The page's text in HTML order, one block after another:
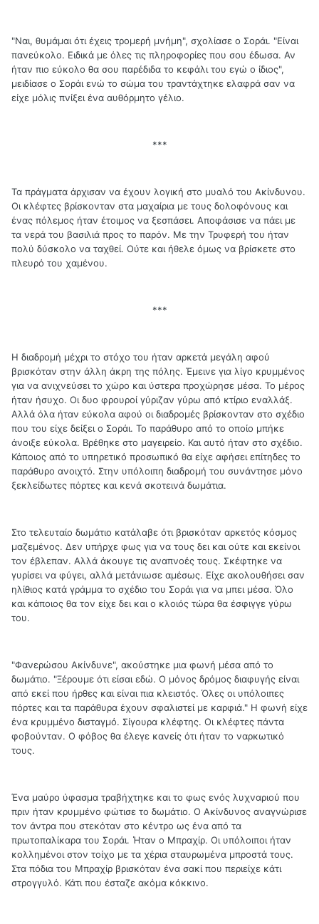
"Ναι, θυμάμαι ότι έχεις τρομερή μνήμη", σχολίασε ο Σοράι. "Είναι
πανεύκολο. Ειδικά με όλες τις πληροφορίες που σου έδωσα. Αν
ήταν πιο εύκολο θα σου παρέδιδα το κεφάλι του εγώ ο ίδιος",
μειδίασε ο Σοράι ενώ το σώμα του τραντάχτηκε ελαφρά σαν να
είχε μόλις πνίξει ένα αυθόρμητο γέλιο.
***
Τα πράγματα άρχισαν να έχουν λογική στο μυαλό του Ακίνδυνου.
Οι κλέφτες βρίσκονταν στα μαχαίρια με τους δολοφόνους και
ένας πόλεμος ήταν έτοιμος να ξεσπάσει. Αποφάσισε να πάει με
τα νερά του βασιλιά προς το παρόν. Με την Τρυφερή του ήταν
πολύ δύσκολο να ταχθεί. Ούτε και ήθελε όμως να βρίσκετε στο
πλευρό του χαμένου.
***
Η διαδρομή μέχρι το στόχο του ήταν αρκετά μεγάλη αφού
βρισκόταν στην άλλη άκρη της πόλης. Έμεινε για λίγο κρυμμένος
για να ανιχνεύσει το χώρο και ύστερα προχώρησε μέσα. Το μέρος
ήταν ήσυχο. Οι δυο φρουροί γύριζαν γύρω από κτίριο εναλλάξ.
Αλλά όλα ήταν εύκολα αφού οι διαδρομές βρίσκονταν στο σχέδιο
που του είχε δείξει ο Σοράι. Το παράθυρο από το οποίο μπήκε
άνοιξε εύκολα. Βρέθηκε στο μαγειρείο. Και αυτό ήταν στο σχέδιο.
Κάποιος από το υπηρετικό προσωπικό θα είχε αφήσει επίτηδες το
παράθυρο ανοιχτό. Στην υπόλοιπη διαδρομή του συνάντησε μόνο
ξεκλείδωτες πόρτες και κενά σκοτεινά δωμάτια.
Στο τελευταίο δωμάτιο κατάλαβε ότι βρισκόταν αρκετός κόσμος
μαζεμένος. Δεν υπήρχε φως για να τους δει και ούτε και εκείνοι
τον έβλεπαν. Αλλά άκουγε τις αναπνοές τους. Σκέφτηκε να
γυρίσει να φύγει, αλλά μετάνιωσε αμέσως. Είχε ακολουθήσει σαν
ηλίθιος κατά γράμμα το σχέδιο του Σοράι για να μπει μέσα. Όλο
και κάποιος θα τον είχε δει και ο κλοιός τώρα θα έσφιγγε γύρω
του.
"Φανερώσου Ακίνδυνε", ακούστηκε μια φωνή μέσα από το
δωμάτιο. "Ξέρουμε ότι είσαι εδώ. Ο μόνος δρόμος διαφυγής είναι
από εκεί που ήρθες και είναι πια κλειστός. Όλες οι υπόλοιπες
πόρτες και τα παράθυρα έχουν σφαλιστεί με καρφιά." Η φωνή είχε
ένα κρυμμένο δισταγμό. Σίγουρα κλέφτης. Οι κλέφτες πάντα
φοβούνταν. Ο φόβος θα έλεγε κανείς ότι ήταν το ναρκωτικό
τους.
Ένα μαύρο ύφασμα τραβήχτηκε και το φως ενός λυχναριού που
πριν ήταν κρυμμένο φώτισε το δωμάτιο. Ο Ακίνδυνος αναγνώρισε
τον άντρα που στεκόταν στο κέντρο ως ένα από τα
πρωτοπαλίκαρα του Σοράι. Ήταν ο Μπραχίρ. Οι υπόλοιποι ήταν
κολλημένοι στον τοίχο με τα χέρια σταυρωμένα μπροστά τους.
Στα πόδια του Μπραχίρ βρισκόταν ένα σακί που περιείχε κάτι
στρογγυλό. Κάτι που έσταζε ακόμα κόκκινο.